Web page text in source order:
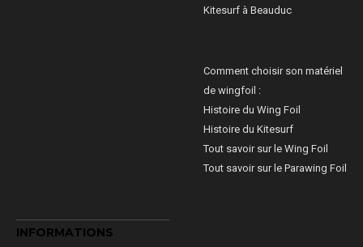
Kitesurf à Beauduc
Comment choisir son matériel
de wingfoil :
Histoire du Wing Foil
Histoire du Kitesurf
Tout savoir sur le Wing Foil
Tout savoir sur le Parawing Foil
INFORMATIONS